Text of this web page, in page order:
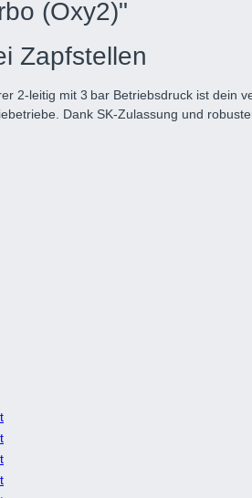
(Oxy2)"
Zapfstellen
2-leitig mit 3 bar Betriebsdruck ist dein
Dank SK-Zulassung und